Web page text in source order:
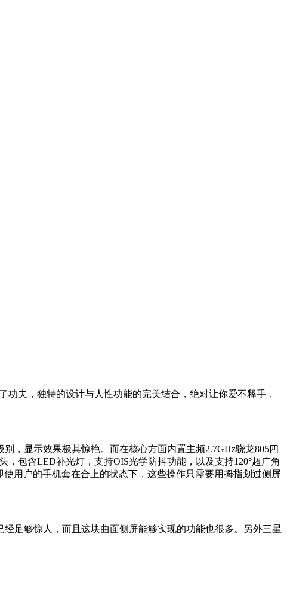
夫，独特的设计与人性功能的完美结合，绝对让你爱不释手，
别，显示效果极其惊艳。而在核心方面内置主频2.7GHz骁龙805四
包含LED补光灯，支持OIS光学防抖功能，以及支持120°超广角
用户的手机套在合上的状态下，这些操作只需要用拇指划过侧屏
足够惊人，而且这块曲面侧屏能够实现的功能也很多。另外三星